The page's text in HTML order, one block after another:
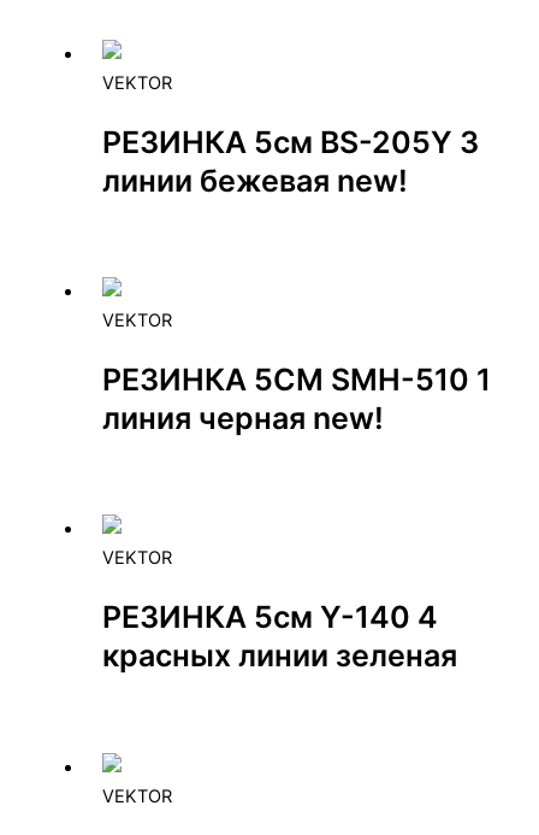
VEKTOR
РЕЗИНКА 5см BS-205Y 3
линии бежевая new!
VEKTOR
РЕЗИНКА 5СМ SMH-510 1
линия черная new!
VEKTOR
РЕЗИНКА 5см Y-140 4
красных линии зеленая
VEKTOR